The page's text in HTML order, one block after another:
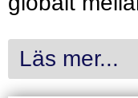
Läs mer...